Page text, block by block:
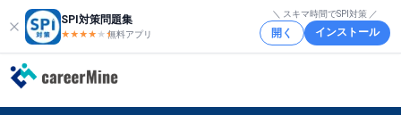
SPI対策問題集
★★★★ ★★
無料アプリ
＼ スキマ時間でSPI対策 ／
開く インストール